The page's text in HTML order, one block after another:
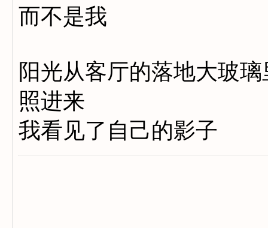
而不是我
阳光从客厅的落地大玻璃
照进来
我看见了自己的影子